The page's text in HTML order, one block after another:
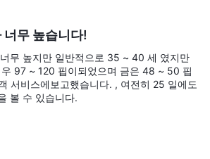
너무 높습니다!
무 높지만 일반적으로 35 ~ 40 세 였지만
97 ~ 120 핍이되었으며 금은 48 ~ 50 핍
서비스에보고했습니다. , 여전히 25 일에도
볼 수 있습니다.